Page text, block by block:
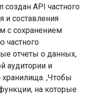
создан API частного
и составления
с сохранением
частного
отчеты о данных,
аудитории и
,Чтобы
на которые